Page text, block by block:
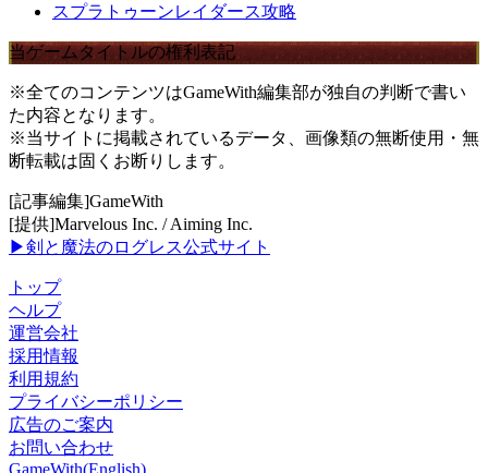
スプラトゥーンレイダース攻略
当ゲームタイトルの権利表記
※全てのコンテンツはGameWith編集部が独自の判断で書い
た内容となります。
※当サイトに掲載されているデータ、画像類の無断使用・無
断転載は固くお断りします。
[記事編集]GameWith
[提供]Marvelous Inc. / Aiming Inc.
▶剣と魔法のログレス公式サイト
トップ
ヘルプ
運営会社
採用情報
利用規約
プライバシーポリシー
広告のご案内
お問い合わせ
GameWith(English)